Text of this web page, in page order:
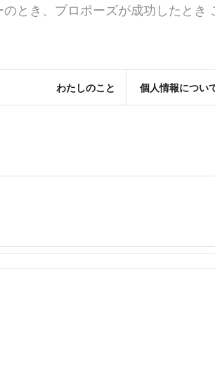
のとき、プロポーズが成功したと
わたしのこと 個人情報につい